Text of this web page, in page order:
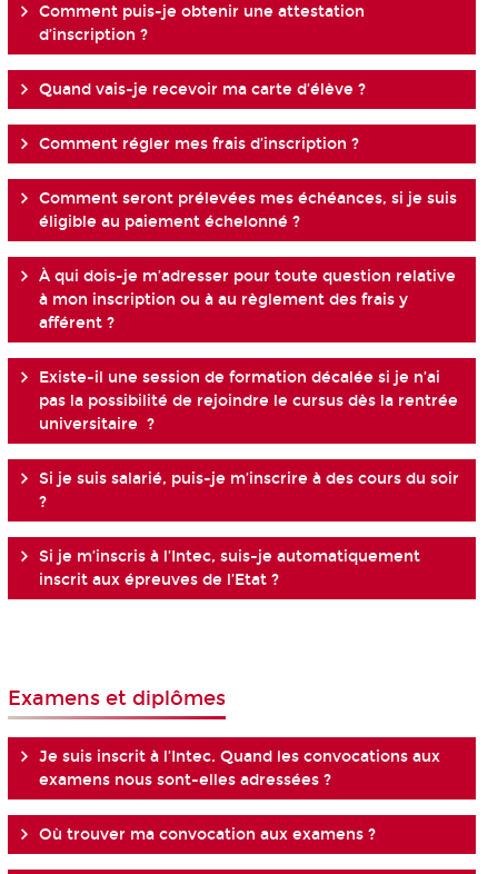
Comment puis-je obtenir une attestation
d’inscription ?
Quand vais-je recevoir ma carte d’élève ?
Comment régler mes frais d’inscription ?
Comment seront prélevées mes échéances, si je suis
éligible au paiement échelonné ?
À qui dois-je m’adresser pour toute question relative
à mon inscription ou à au règlement des frais y
afférent ?
Existe-il une session de formation décalée si je n’ai
pas la possibilité de rejoindre le cursus dès la rentrée
universitaire ?
Si je suis salarié, puis-je m’inscrire à des cours du soir
?
Si je m’inscris à l’Intec, suis-je automatiquement
inscrit aux épreuves de l’Etat ?
Examens et diplômes
Je suis inscrit à l’Intec. Quand les convocations aux
examens nous sont-elles adressées ?
Où trouver ma convocation aux examens ?